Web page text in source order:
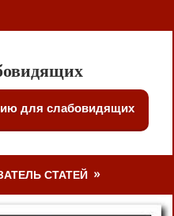
для слабовидящих
СТАТЕЙ